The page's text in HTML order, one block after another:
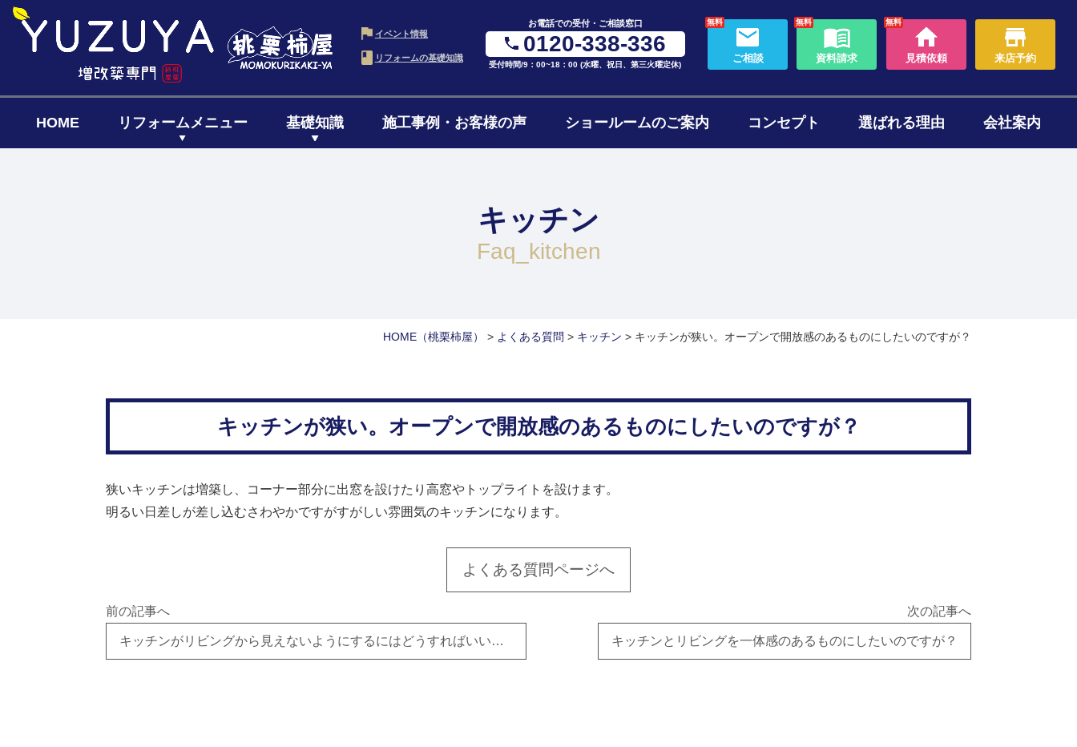
イベント情報
リフォームの基礎知識
お電話での受付・ご相談窓口
0120-338-336
受付時間/9：00~18：00 (水曜、祝日、第三火曜定休)
無料
ご相談
無料
資料請求
無料
見積依頼 来店予約
HOME リフォームメニュー
1階・まるごとリノベ
基礎知識
リフォームの流れ
施工事例・お客様の声 ショールームのご案内 コンセプト 選ばれる理由 会社案内
キッチン
faq_kitchen
HOME （桃栗柿屋） > よくある質問 > キッチン > キッチンが狭い。オープンで開放感のあるものにしたいのですが？
キッチンが狭い。オープンで開放感のあるものにしたいのですが？
狭いキッチンは増築し、コーナー部分に出窓を設けたり高窓やトップライトを設けます。
明るい日差しが差し込むさわやかですがすがしい雰囲気のキッチンになります。
よくある質問ページへ
前の記事へ
キッチンがリビングから見えないようにするにはどうすればいいですか？
次の記事へ
キッチンとリビングを一体感のあるものにしたいのですが？